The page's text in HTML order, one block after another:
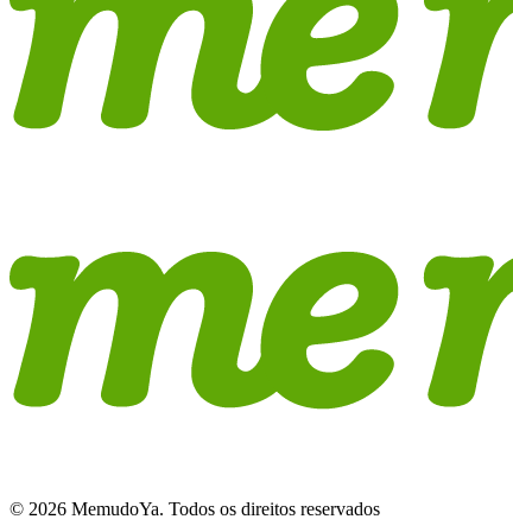
© 2026 MemudoYa. Todos os direitos reservados